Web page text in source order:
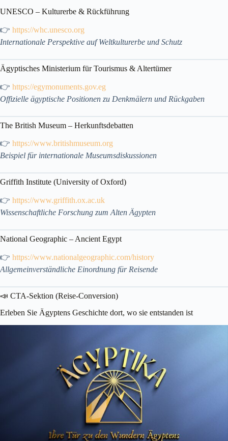
UNESCO – Kulturerbe & Rückführung
👉 https://whc.unesco.org
Internationale Perspektive auf Weltkulturerbe und Schutz
Ägyptisches Ministerium für Tourismus & Altertümer
👉 https://egymonuments.gov.eg
Offizielle ägyptische Positionen zu Denkmälern und Rückgaben
The British Museum – Herkunftsdebatten
👉 https://www.britishmuseum.org
Beispiel für internationale Museumsdiskussionen
Griffith Institute (University of Oxford)
👉 https://www.griffith.ox.ac.uk
Wissenschaftliche Forschung zum Alten Ägypten
National Geographic – Ancient Egypt
👉 https://www.nationalgeographic.com/history
Allgemeinverständliche Einordnung für Reisende
📣 CTA-Sektion (Reise-Conversion)
Erleben Sie Ägyptens Geschichte dort, wo sie entstanden ist